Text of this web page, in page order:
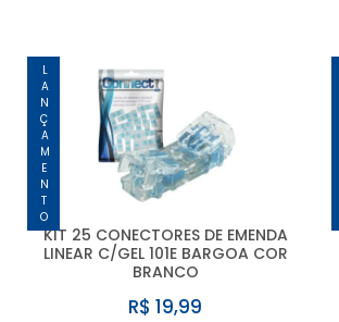
LANÇAMENTO
KIT 25 CONECTORES DE EMENDA
LINEAR C/GEL 101E BARGOA COR
BRANCO
R$ 19,99